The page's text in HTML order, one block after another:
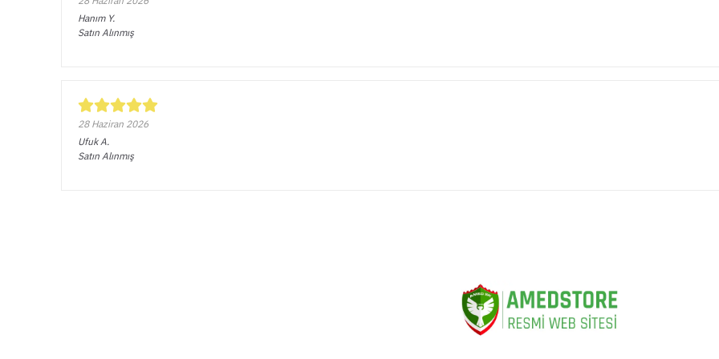
Hanım Y.
Satın Alınmış
28 Haziran 2026
Ufuk A.
Satın Alınmış